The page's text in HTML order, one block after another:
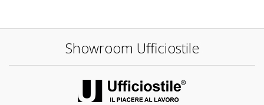
Showroom Ufficiostile